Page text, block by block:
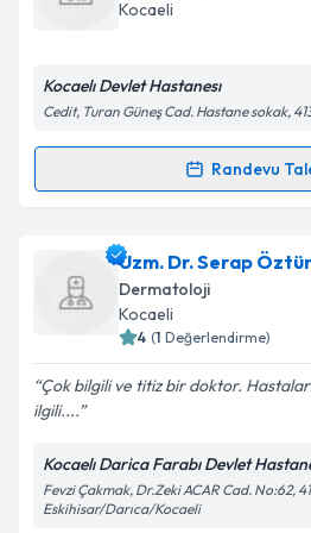
Kişisel verilerimin
Metni'ni okudum ve
Takvim
Kocaeli
Kocaelı Devlet Hastanesı
Cedit, Turan Güneş Cad. Hastane sokak,
Randevu
Randevu Takvimi Talebi
Ass. Dr. Nadide Burcu
talebi oluşturun. Size bu
için bir takvim hazırlandığında
bilgilendireceğiz.
E-posta Adresiniz
Kişisel verilerimin
Metni'ni okudum ve kişisel
Uzm. Dr. Serap
Dermatoloji
Kocaeli
4 (1 Değerlendirme)
Çok bilgili ve titiz bir doktor.
ilgili....
Kocaelı Darica Farabı Devlet
Fevzi Çakmak, Dr.Zeki ACAR Cad. No:62,
Eskihisar/Darıca/Kocaeli